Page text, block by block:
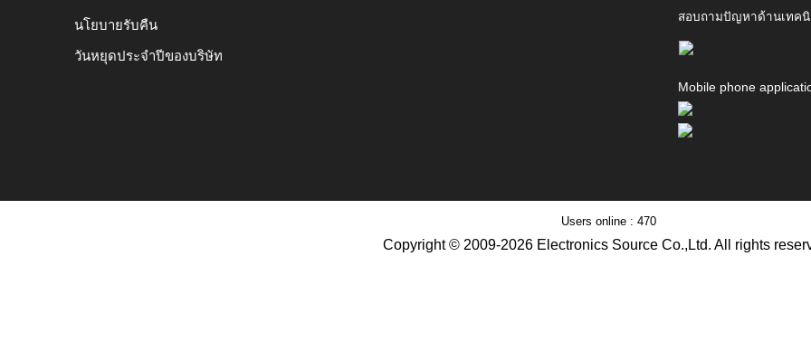
นโยบายรับคืน
วันหยุดประจำปีของบริษัท
สอบถามปัญหาด้านเทคนิ
Mobile phone
Users online : 470
Copyright © 2009-2026 Electronics Source Co.,Ltd. All rights